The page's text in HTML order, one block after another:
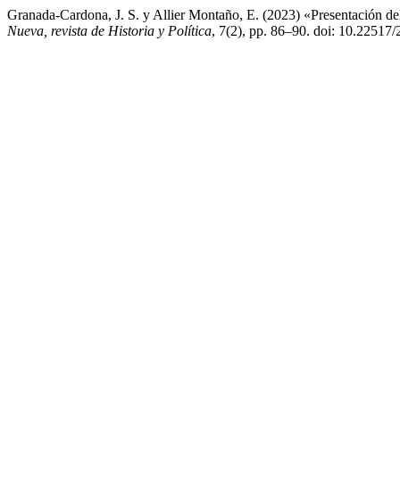
Granada-Cardona, J. S. y Allier Montaño, E. (2023) «Presentación
Nueva, revista de Historia y Política, 7(2), pp. 86–90. doi: